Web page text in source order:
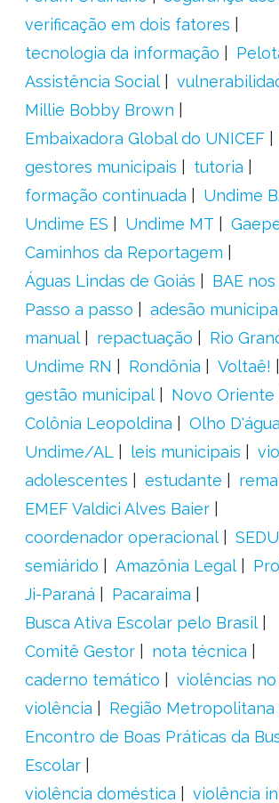
verificação em dois fatores
tecnologia da informação
Assistência Social
Millie Bobby Brown
Embaixadora Global do UNICEF
gestores municipais
tutoria
formação continuada
Undime
Undime ES
Undime MT
Caminhos da Reportagem
Águas Lindas de Goiás
BAE
Passo a passo
adesão
manual
repactuação
Rio
Undime RN
Rondônia Voltaê!
gestão municipal
Novo Oriente
Colônia Leopoldina
Olho
Undime/AL
leis municipais
adolescentes
estudante
EMEF Valdici Alves Baier
coordenador operacional
semiárido
Amazônia Legal
Ji-Paraná
Pacaraima
Busca Ativa Escolar pelo Brasil
Comitê Gestor
nota técnica
caderno temático
violências
violência
Região Metropolitana
Encontro de Boas Práticas da
Escolar
violência doméstica
violência